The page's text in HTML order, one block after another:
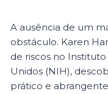
A ausência de um
obstáculo. Karen
de riscos no
Unidos (NIH),
prático e